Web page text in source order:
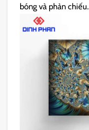
bóng và phản chiếu.